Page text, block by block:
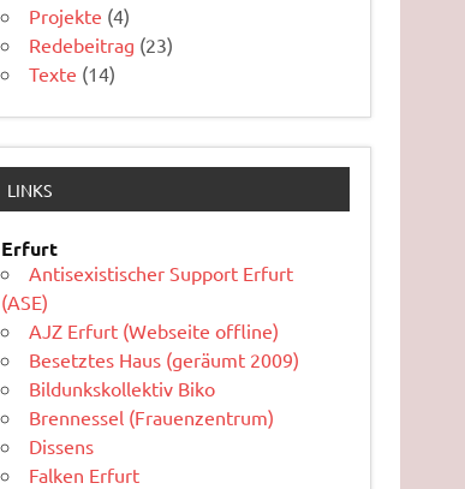
Projekte (4)
Redebeitrag (23)
Texte (14)
LINKS
Erfurt
Antisexistischer Support Erfurt
(ASE)
AJZ Erfurt (Webseite offline)
Besetztes Haus (geräumt 2009)
Bildunkskollektiv Biko
Brennessel (Frauenzentrum)
Dissens
Falken Erfurt